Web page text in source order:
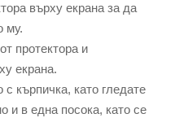
върху екрана за да
му.
протектора и
екрана.
като гледате
и в една посока, като се